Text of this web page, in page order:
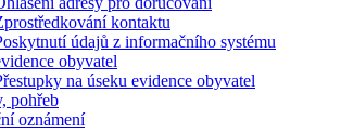
kontaktu
údajů z informačního systému
obyvatel
na úseku evidence obyvatel
pohřeb
oznámení